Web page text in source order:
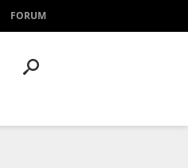
FORUM